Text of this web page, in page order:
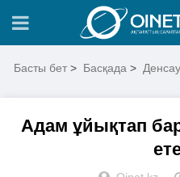
Басты бет > Басқада >
Адам ұйықтап